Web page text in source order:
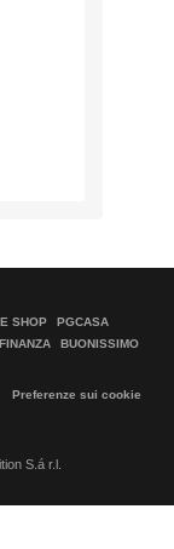
SHOP
PGCASA
BUONISSIMO
Preferenze sui cookie
S.á r.l.